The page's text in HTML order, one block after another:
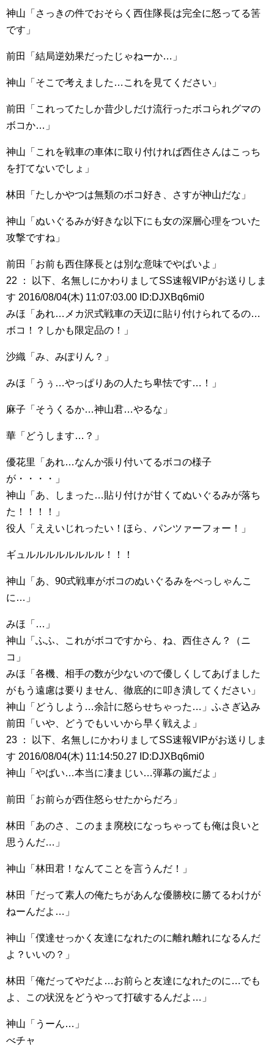
神山「さっきの件でおそらく西住隊長は完全に怒ってる筈
です」
前田「結局逆効果だったじゃねーか…」
神山「そこで考えました…これを見てください」
前田「これってたしか昔少しだけ流行ったボコられグマの
ボコか…」
神山「これを戦車の車体に取り付ければ西住さんはこっち
を打てないでしょ」
林田「たしかやつは無類のボコ好き、さすが神山だな」
神山「ぬいぐるみが好きな以下にも女の深層心理をついた
攻撃ですね」
前田「お前も西住隊長とは別な意味でやばいよ」
22 ： 以下、名無しにかわりましてSS速報VIPがお送りしま
す 2016/08/04(木) 11:07:03.00 ID:DJXBq6mi0
みほ「あれ…メカ沢式戦車の天辺に貼り付けられてるの…
ボコ！？しかも限定品の！」
沙織「み、みぽりん？」
みほ「うぅ…やっぱりあの人たち卑怯です…！」
麻子「そうくるか…神山君…やるな」
華「どうします…？」
優花里「あれ…なんか張り付いてるボコの様子
が・・・・」
神山「あ、しまった…貼り付けが甘くてぬいぐるみが落ち
た！！！！」
役人「ええいじれったい！ほら、パンツァーフォー！」
ギュルルルルルルルル！！！
神山「あ、90式戦車がボコのぬいぐるみをぺっしゃんこ
に…」
みほ「…」
神山「ふふ、これがボコですから、ね、西住さん？（ニ
コ」
みほ「各機、相手の数が少ないので優しくしてあげました
がもう遠慮は要りません、徹底的に叩き潰してください」
神山「どうしよう…余計に怒らせちゃった…」ふさぎ込み
前田「いや、どうでもいいから早く戦えよ」
23 ： 以下、名無しにかわりましてSS速報VIPがお送りしま
す 2016/08/04(木) 11:14:50.27 ID:DJXBq6mi0
神山「やばい…本当に凄まじい…弾幕の嵐だよ」
前田「お前らが西住怒らせたからだろ」
林田「あのさ、このまま廃校になっちゃっても俺は良いと
思うんだ…」
神山「林田君！なんてことを言うんだ！」
林田「だって素人の俺たちがあんな優勝校に勝てるわけが
ねーんだよ…」
神山「僕達せっかく友達になれたのに離れ離れになるんだ
よ？いいの？」
林田「俺だってやだよ…お前らと友達になれたのに…でも
よ、この状況をどうやって打破するんだよ…」
神山「うーん…」
べチャ